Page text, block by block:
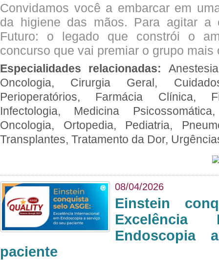
Convidamos você a embarcar em
da higiene das mãos. Para agitar a
Futuro: o legado que constrói o
concurso que vai premiar o grupo mais
Especialidades relacionadas:
Oncologia, Cirurgia Geral,
Perioperatórios, Farmácia Clínica,
Infectologia, Medicina
Oncologia, Ortopedia, Pediatria,
Transplantes, Tratamento da Dor,
08/04/2026
Einstein
Excelência
Endoscopia
paciente